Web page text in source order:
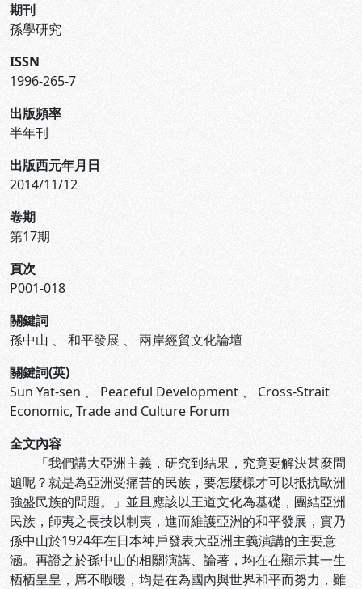
期刊
孫學研究
ISSN
1996-265-7
出版頻率
半年刊
出版西元年月日
2014/11/12
卷期
第17期
頁次
P001-018
關鍵詞
孫中山 、 和平發展 、 兩岸經貿文化論壇
關鍵詞(英)
Sun Yat-sen 、 Peaceful Development 、 Cross-Strait
Economic, Trade and Culture Forum
全文內容
「我們講大亞洲主義，研究到結果，究竟要解決甚麼問
題呢？就是為亞洲受痛苦的民族，要怎麼樣才可以抵抗歐洲
強盛民族的問題。」並且應該以王道文化為基礎，團結亞洲
民族，師夷之長技以制夷，進而維護亞洲的和平發展，實乃
孫中山於1924年在日本神戶發表大亞洲主義演講的主要意
涵。再證之於孫中山的相關演講、論著，均在在顯示其一生
栖栖皇皇，席不暇暖，均是在為國內與世界和平而努力，雖